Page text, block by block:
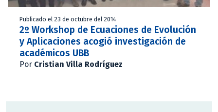
Publicado el 23 de octubre del 2014
2º Workshop de Ecuaciones de Evolución
y Aplicaciones acogió investigación de
académicos UBB
Por Cristian Villa Rodríguez